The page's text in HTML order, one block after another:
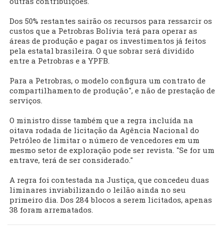
Dos 50% restantes sairão os recursos para ressarcir os
custos que a Petrobras Bolívia terá para operar as
áreas de produção e pagar os investimentos já feitos
pela estatal brasileira. O que sobrar será dividido
entre a Petrobras e a YPFB.
Para a Petrobras, o modelo configura um contrato de
compartilhamento de produção", e não de prestação de
serviços.
O ministro disse também que a regra incluída na
oitava rodada de licitação da Agência Nacional do
Petróleo de limitar o número de vencedores em um
mesmo setor de exploração pode ser revista. "Se for um
entrave, terá de ser considerado."
A regra foi contestada na Justiça, que concedeu duas
liminares inviabilizando o leilão ainda no seu
primeiro dia. Dos 284 blocos a serem licitados, apenas
38 foram arrematados.